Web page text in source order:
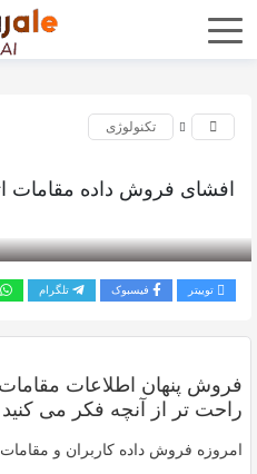
تکنولوژی
افشای فروش داده مقامات
توییتر فیسبوک تلگرام
فروش پنهان اطلاعات مقامات
راحت تر از آنچه فکر می
امروزه فروش داده کاربران و